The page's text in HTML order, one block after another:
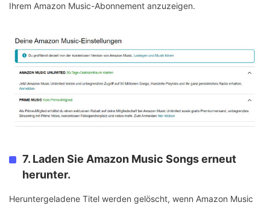
Ihrem Amazon Music-Abonnement anzuzeigen.
7. Laden Sie Amazon Music Songs erneut
herunter.
Heruntergeladene Titel werden gelöscht, wenn Amazon Music